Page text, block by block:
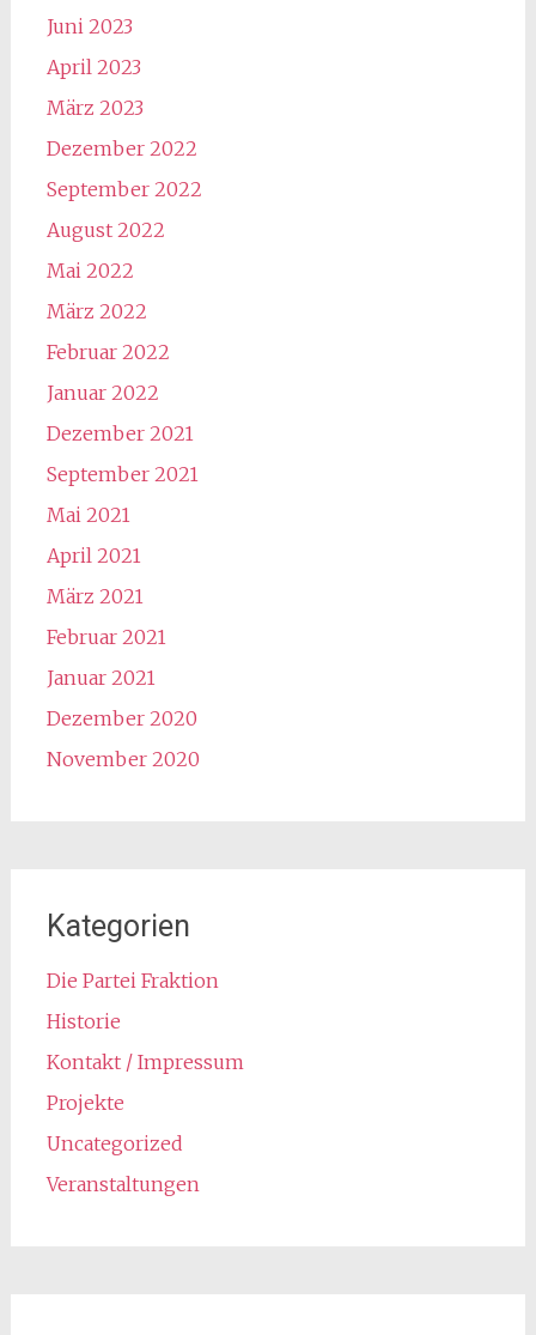
Juni 2023
April 2023
März 2023
Dezember 2022
September 2022
August 2022
Mai 2022
März 2022
Februar 2022
Januar 2022
Dezember 2021
September 2021
Mai 2021
April 2021
März 2021
Februar 2021
Januar 2021
Dezember 2020
November 2020
Kategorien
Die Partei Fraktion
Historie
Kontakt / Impressum
Projekte
Uncategorized
Veranstaltungen